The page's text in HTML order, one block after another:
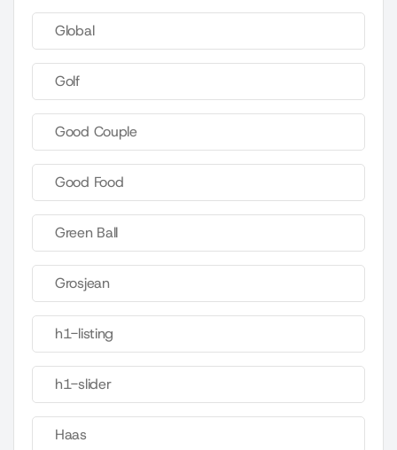
Global
Golf
Good Couple
Good Food
Green Ball
Grosjean
h1-listing
h1-slider
Haas